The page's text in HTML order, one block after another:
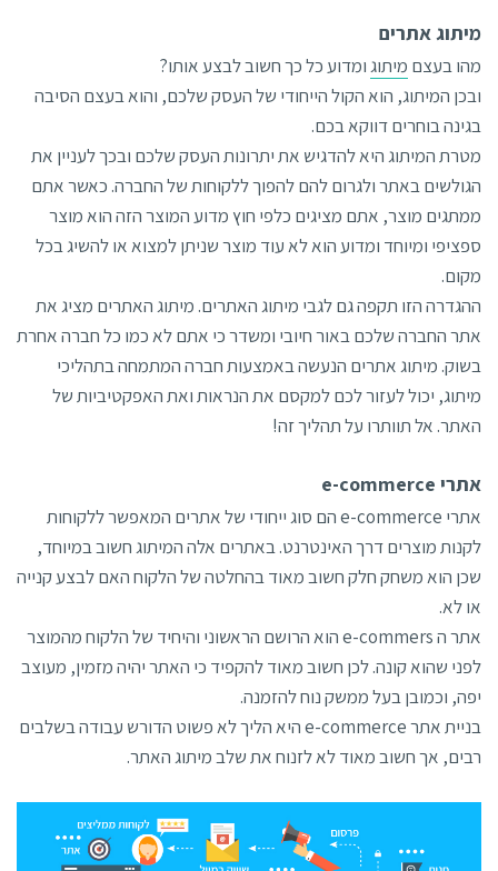
מיתוג אתרים
מהו בעצם מיתוגומדוע כל כך חשוב לבצע אותו?
ובכן המיתוג, הוא הקול הייחודי של העסק שלכם, והוא בעצם הסיבה
בגינה בוחרים דווקא בכם.
מטרת המיתוג היא להדגיש את יתרונות העסק שלכם ובכך לעניין את
הגולשים באתר ולגרום להם להפוך ללקוחות של החברה. כאשר אתם
ממתגים מוצר, אתם מציגים כלפי חוץ מדוע המוצר הזה הוא מוצר
ספציפי ומיוחד ומדוע הוא לא עוד מוצר שניתן למצוא או להשיג בכל
מקום.
ההגדרה הזו תקפה גם לגבי מיתוג האתרים. מיתוג האתרים מציג את
אתר החברה שלכם באור חיובי ומשדר כי אתם לא כמו כל חברה אחרת
בשוק. מיתוג אתרים הנעשה באמצעות חברה המתמחה בתהליכי
מיתוג, יכול לעזור לכם למקסם את הנראות ואת האפקטיביות של
האתר. אל תוותרו על תהליך זה!
אתרי e-commerce
אתרי e-commerce הם סוג ייחודי של אתרים המאפשר ללקוחות
לקנות מוצרים דרך האינטרנט. באתרים אלה המיתוג חשוב במיוחד,
שכן הוא משחק חלק חשוב מאוד בהחלטה של הלקוח האם לבצע קנייה
או לא.
אתר ה e-commers הוא הרושם הראשוני והיחיד של הלקוח מהמוצר
לפני שהוא קונה. לכן חשוב מאוד להקפיד כי האתר יהיה מזמין, מעוצב
יפה, וכמובן בעל ממשק נוח להזמנה.
בניית אתר e-commerce היא הליך לא פשוט הדורש עבודה בשלבים
רבים, אך חשוב מאוד לא לזנוח את שלב מיתוג האתר.